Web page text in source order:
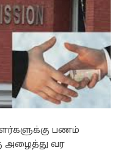
பணம்
அழைத்து வர